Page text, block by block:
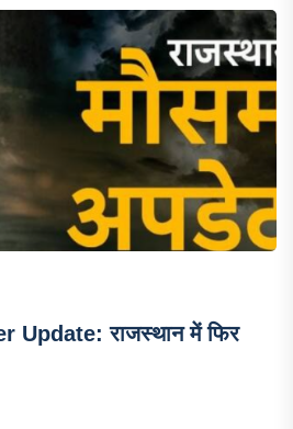
Update: राजस्थान में फिर